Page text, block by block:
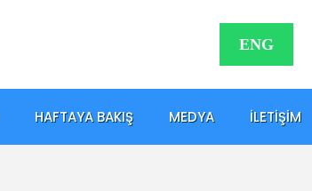
ENG
HAFTAYA BAKIŞ MEDYA İLETIŞIM